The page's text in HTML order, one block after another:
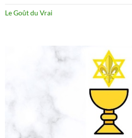
Le Goût du Vrai